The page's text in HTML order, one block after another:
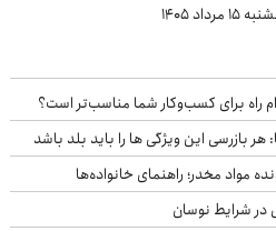
۱۴۰۵
راه برای کسب‌وکار شما مناسب‌تر است؟
بازرسی این ویژگی ها را باید بلد باشد
شرایط نوسان